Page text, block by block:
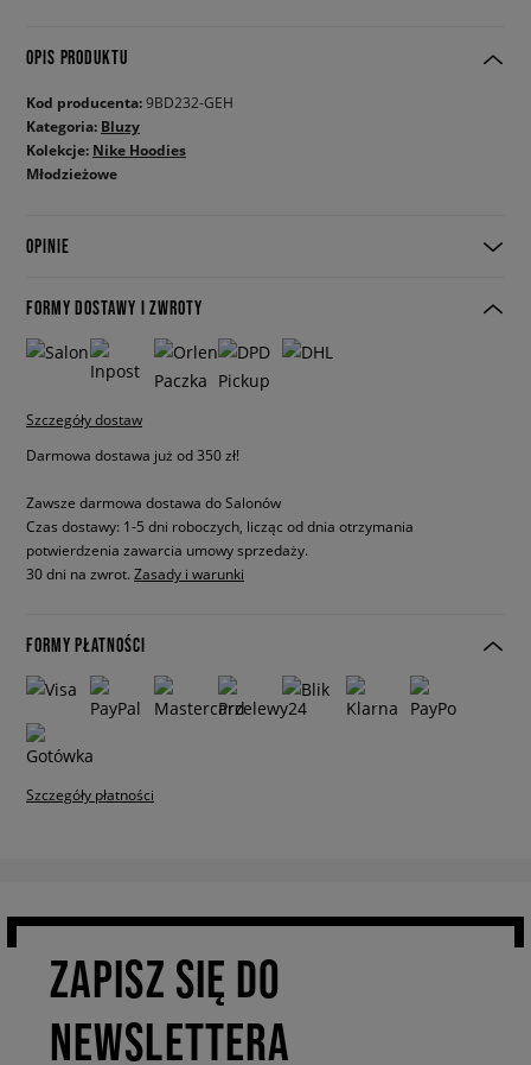
OPIS PRODUKTU
Kod producenta:9BD232-GEH
Kategoria: Bluzy
Kolekcje: Nike Hoodies
Młodzieżowe
OPINIE
FORMY DOSTAWY I ZWROTY
Szczegóły dostaw
Darmowa dostawa już od 350 zł!
Zawsze darmowa dostawa do Salonów
Czas dostawy: 1-5 dni roboczych, licząc od dnia otrzymania
potwierdzenia zawarcia umowy sprzedaży.
30 dni na zwrot. Zasady i warunki
FORMY PŁATNOŚCI
Szczegóły płatności
ZAPISZ SIĘ DO
NEWSLETTERA